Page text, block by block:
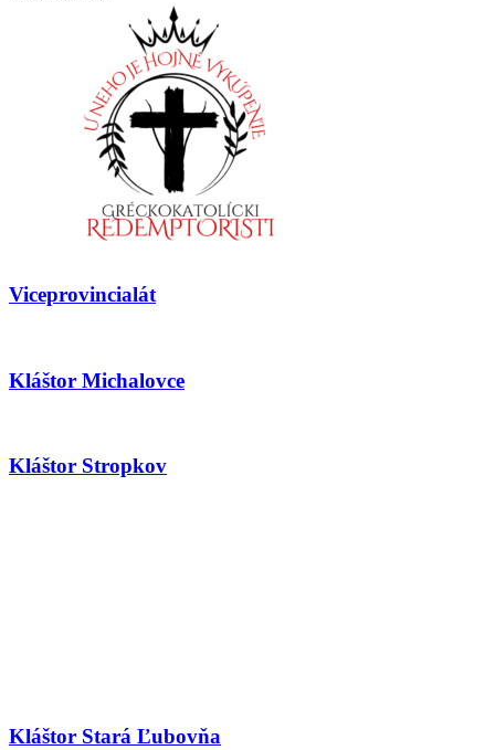
Viceprovincialát
Kláštor Michalovce
Kláštor Stropkov
Kláštor Stará Ľubovňa